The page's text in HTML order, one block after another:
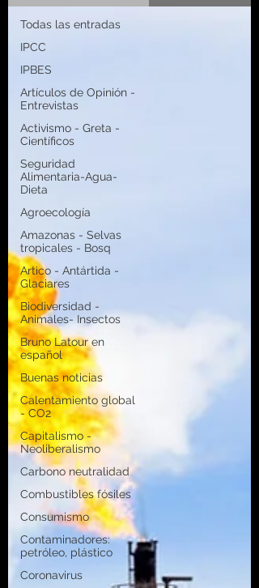
Todas las entradas
IPCC
IPBES
Artículos de Opinión -
Entrevistas
Activismo - Greta -
Científicos
Seguridad
Alimentaria-Agua-
Dieta
Agroecología
Amazonas - Selvas
tropicales - Bosq
Artico - Antártida -
Glaciares
Biodiversidad -
Animales- Insectos
Bruno Latour en
español
Buenas noticias
Calentamiento global
- CO2
Capitalismo -
Neoliberalismo
Carbono neutralidad
Combustibles fósiles
Consumismo
Contaminadores:
petróleo, plástico
Coronavirus